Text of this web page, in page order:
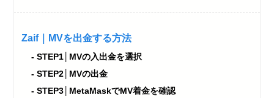
Zaif｜MVを出金する方法
STEP1│MVの入出金を選択
STEP2│MVの出金
STEP3│MetaMaskでMV着金を確認